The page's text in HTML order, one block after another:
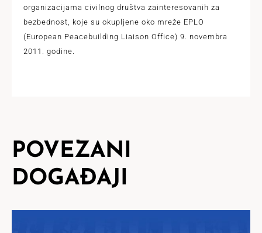
organizacijama civilnog društva zainteresovanih za
bezbednost, koje su okupljene oko mreže EPLO
(European Peacebuilding Liaison Office) 9. novembra
2011. godine.
POVEZANI
DOGAĐAJI